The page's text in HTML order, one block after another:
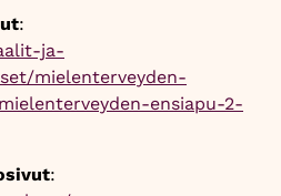
:
ja-
mielenterveyden-
ensiapu-2-
: